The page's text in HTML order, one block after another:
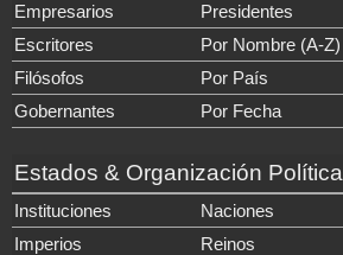
Empresarios
Presidentes
Escritores
Por Nombre (A-Z)
Filósofos
Por País
Gobernantes
Por Fecha
Estados & Organización Política
Instituciones
Naciones
Imperios
Reinos